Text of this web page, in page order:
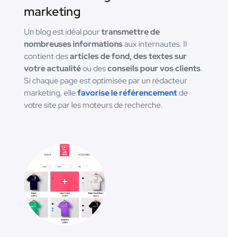
marketing
Un blog est idéal pourtransmettre de
nombreuses informationsaux internautes. Il
contient desarticles de fond, des textes sur
votre actualitéou desconseils pour vos clients.
Si chaque page est optimisée par un rédacteur
marketing, ellefavorise le référencementde
votre site par les moteurs de recherche.